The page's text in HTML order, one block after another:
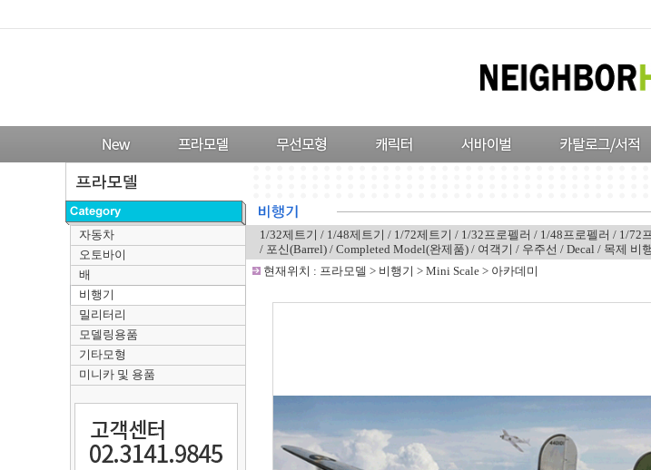
자동차
오토바이
배
비행기
밀리터리
모델링용품
기타모형
미니카 및 용품
1/32제트기 / 1/48제트기 / 1/72제트기 / 1/32프로펠러 / 1/48프로펠러 / 1/72
/ 포신(Barrel) / Completed Model(완제품) / 여객기 / 우주선 / Decal / 목제 비
현재위치 : 프라모델 > 비행기 > Mini Scale > 아카데미